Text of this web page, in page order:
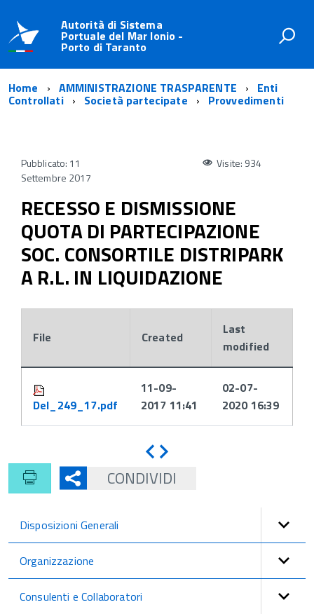
Autorità di Sistema
Portuale del Mar Ionio -
Porto di Taranto
Home AMMINISTRAZIONE TRASPARENTE Enti
Controllati Società partecipate Provvedimenti
Pubblicato: 11
Settembre 2017
Visite: 934
RECESSO E DISMISSIONE
QUOTA DI PARTECIPAZIONE
SOC. CONSORTILE DISTRIPARK
A R.L. IN LIQUIDAZIONE
File Created
Last
modified
Del_249_17.pdf
11-09-
2017 11:41
02-07-
2020 16:39
Indietro
CONDIVIDI
Disposizioni Generali
Organizzazione
Consulenti e Collaboratori